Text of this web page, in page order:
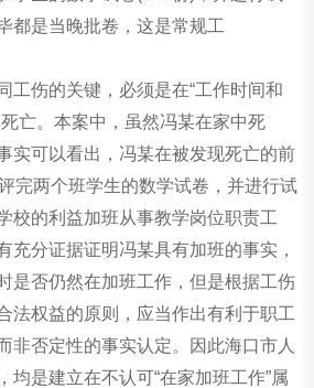
都是当晚批卷，这是常规工
伤的关键，必须是在“工作时间和
亡。本案中，虽然冯某在家中死
实可以看出，冯某在被发现死亡的前
完两个班学生的数学试卷，并进行试
校的利益加班从事教学岗位职责工
充分证据证明冯某具有加班的事实，
是否仍然在加班工作，但是根据工伤
法权益的原则，应当作出有利于职工
非否定性的事实认定。因此海口市人
均是建立在不认可“在家加班工作”属